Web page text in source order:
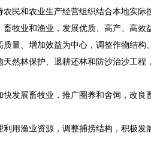
和农业生产经营组织结合本地实际
牧业和渔业，发展优质、高产、高效
、增加效益为中心，调整作物结构
林保护、退耕还林和防沙治沙工程
展畜牧业，推广圈养和舍饲，改良
渔业资源，调整捕捞结构，积极发